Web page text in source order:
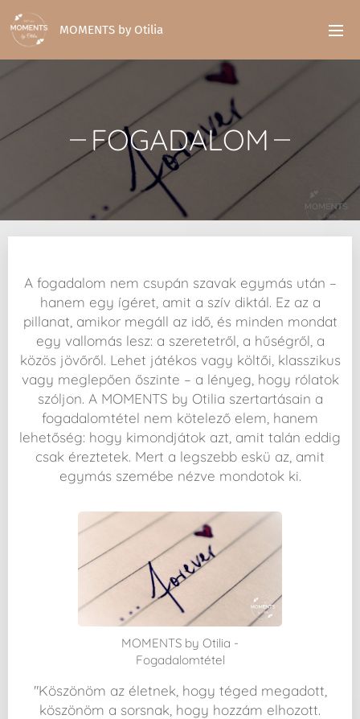
MOMENTS by Otilia
FOGADALOM
A fogadalom nem csupán szavak egymás után –
hanem egy ígéret, amit a szív diktál. Ez az a
pillanat, amikor megáll az idő, és minden mondat
egy vallomás lesz: a szeretetről, a hűségről, a
közös jövőről. Lehet játékos vagy költői, klasszikus
vagy meglepően őszinte – a lényeg, hogy rólatok
szóljon. A MOMENTS by Otilia szertartásain a
fogadalomtétel nem kötelező elem, hanem
lehetőség: hogy kimondjátok azt, amit talán eddig
csak éreztetek. Mert a legszebb eskü az, amit
egymás szemébe nézve mondotok ki.
MOMENTS by Otilia -
Fogadalomtétel
"Köszönöm az életnek, hogy téged megadott,
köszönöm a sorsnak, hogy hozzám elhozott.